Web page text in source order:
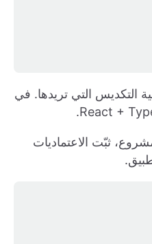
التكديس التي تريدها. في
ثبّت الاعتماديات